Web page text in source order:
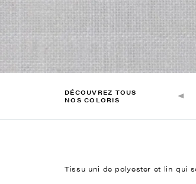
DÉCOUVREZ TOUS
NOS COLORIS
Tissu uni de polyester et lin qui